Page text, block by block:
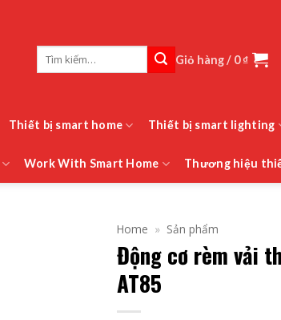
Tìm
Giỏ hàng / 0₫
Thiết bị smart home Thiết bị smart lighting
Work With Smart Home Thương hiệu
Home » Sản phẩm
Động cơ rèm vải
AT85